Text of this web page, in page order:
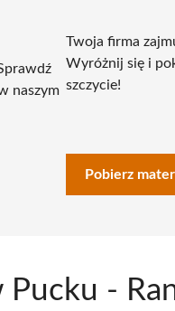
naszym
Twoja firma
Wyróżnij się i
szczycie!
Pobierz
Pucku -